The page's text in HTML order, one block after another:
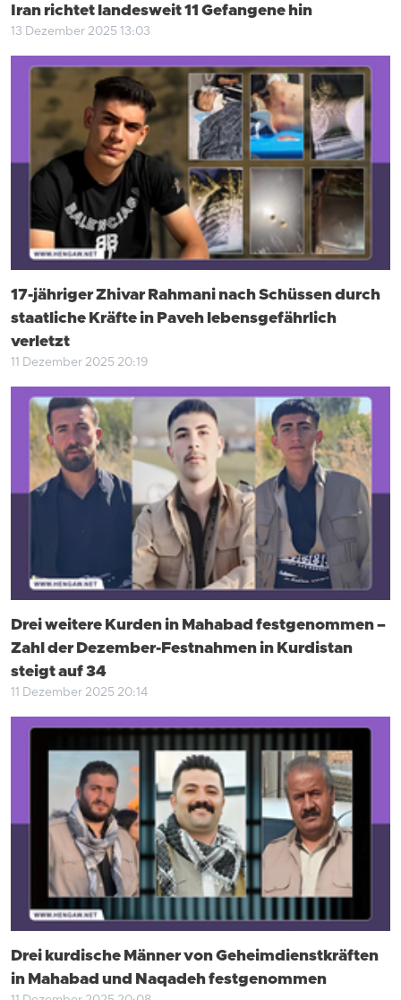
Iran richtet landesweit 11 Gefangene hin
13 Dezember 2025 13:03
17-jähriger Zhivar Rahmani nach Schüssen durch
staatliche Kräfte in Paveh lebensgefährlich
verletzt
11 Dezember 2025 20:19
Drei weitere Kurden in Mahabad festgenommen –
Zahl der Dezember-Festnahmen in Kurdistan
steigt auf 34
11 Dezember 2025 20:14
Drei kurdische Männer von Geheimdienstkräften
in Mahabad und Naqadeh festgenommen